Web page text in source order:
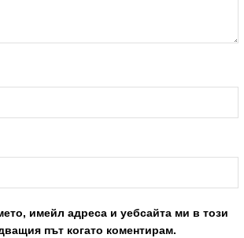
имейл адреса и уебсайта ми в този
път когато коментирам.